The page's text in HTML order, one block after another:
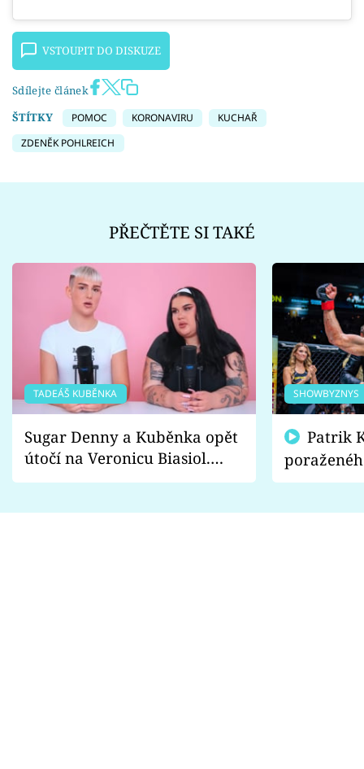
VSTOUPIT DO DISKUZE
Sdílejte článek
ŠTÍTKY
POMOC KORONAVIRU
KUCHAŘ
ZDENĚK POHLREICH
PŘEČTĚTE SI TAKÉ
TADEÁŠ KUBĚNKA
Sugar Denny a Kuběnka opět
útočí na Veronicu Biasiol.
Proč je podle nich falešná a
SHOWBYZNYS
fanoušci